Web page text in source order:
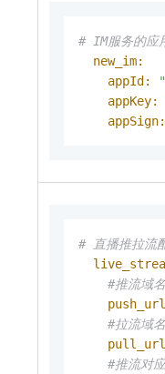
# IM服务的
new_im:
appId:
appKey:
appSign:
# 直播推拉流
#推流域名
#拉流域名
#推流对